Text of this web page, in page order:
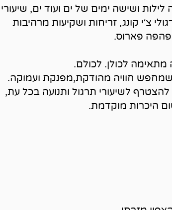
ושישה ימים של ים ועוד ים, שיעורי
צ׳י קונג, זריחות ושקיעות מרהיבות
פארוס.
מתאימה לכולן. לכולם.
חוויה מהודקת,מפנקת ועמוקה.
לשיעורי תרגול ותנועה בכל עת,
היכרות מוקדמת.